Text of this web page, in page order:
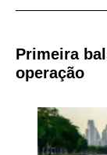
Primeira
operação